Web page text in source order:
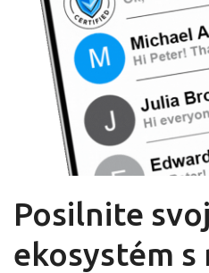
Posilnite
ekosystém s